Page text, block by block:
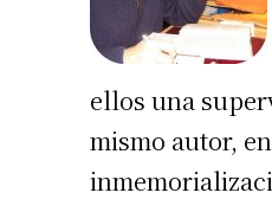
ellos una
mismo autor,